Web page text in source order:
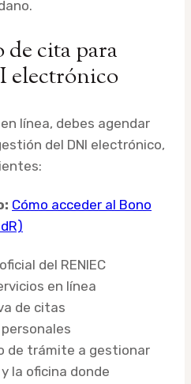
cita para
electrónico
línea, debes agendar
del DNI electrónico,
Cómo acceder al Bono
del RENIEC
en línea
de citas
de trámite a gestionar
la oficina donde